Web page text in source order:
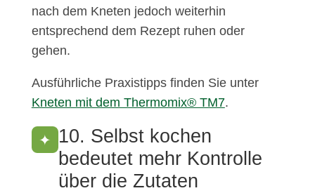
nach dem Kneten jedoch weiterhin
entsprechend dem Rezept ruhen oder
gehen.
Ausführliche Praxistipps finden Sie unter
Kneten mit dem Thermomix® TM7.
✦ 10. Selbst kochen
bedeutet mehr Kontrolle
über die Zutaten